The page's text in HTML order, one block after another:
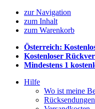
zur Navigation
zum Inhalt
zum Warenkorb
Österreich:
Kostenloser
Mindestens 1
Hilfe
Wo ist meine
Rücksendungen